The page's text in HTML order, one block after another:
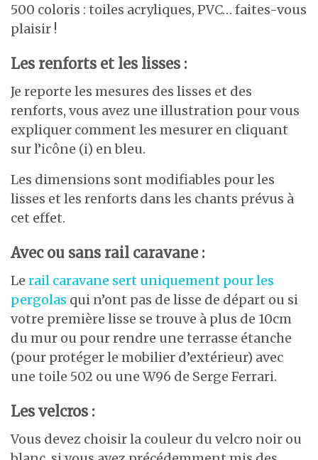
500 coloris : toiles acryliques, PVC… faites-vous
plaisir !
Les renforts et les lisses :
Je reporte les mesures des lisses et des
renforts, vous avez une illustration pour vous
expliquer comment les mesurer en cliquant
sur l’icône (i) en bleu.
Les dimensions sont modifiables pour les
lisses et les renforts dans les chants prévus à
cet effet.
Avec ou sans rail caravane :
Le rail caravane sert uniquement pour les
pergolas qui n’ont pas de lisse de départ ou si
votre première lisse se trouve à plus de 10cm
du mur ou pour rendre une terrasse étanche
(pour protéger le mobilier d’extérieur) avec
une toile 502 ou une W96 de Serge Ferrari.
Les velcros :
Vous devez choisir la couleur du velcro noir ou